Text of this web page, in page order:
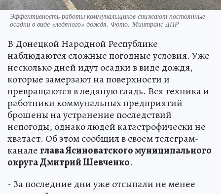
Эффективность работы коммунальщиков снижают постоянные
осадки в виде «ледяного» дождя. Фото: Минтранс ДНР
В Донецкой Народной Республике
наблюдаются сложные погодные условия. Уже
несколько дней идут осадки в виде дождя,
которые замерзают на поверхности и
превращаются в ледяную гладь. Вся техника и
работники коммунальных предприятий
брошены на устранение последствий
непогоды, однако людей катастрофически не
хватает. Об этом сообщил в своем телеграм-
каналеглава Ясиноватского муниципального
округа Дмитрий Шевченко.
- За последние дни уже отсыпали не менее